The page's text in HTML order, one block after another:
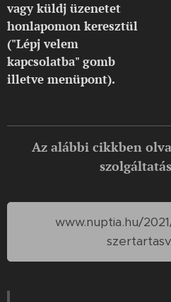
vagy küldj üzenetet
honlapomon keresztül
("Lépj velem
kapcsolatba" gomb
illetve menüpont).
Az alábbi cikkben
www.nuptia.hu/